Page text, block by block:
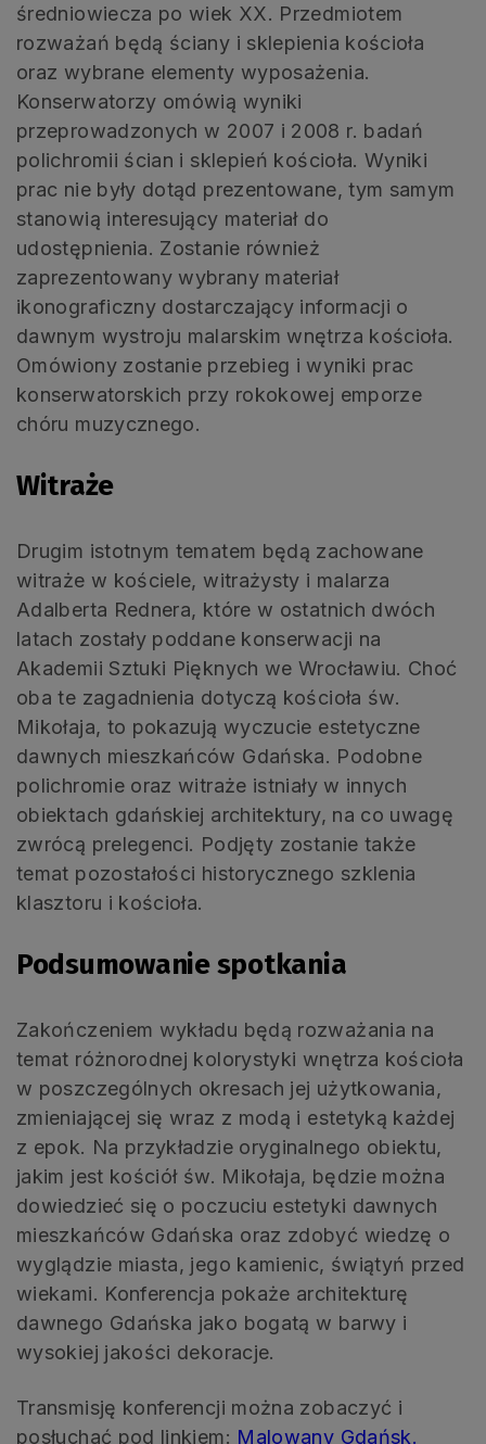
średniowiecza po wiek XX. Przedmiotem
rozważań będą ściany i sklepienia kościoła
oraz wybrane elementy wyposażenia.
Konserwatorzy omówią wyniki
przeprowadzonych w 2007 i 2008 r. badań
polichromii ścian i sklepień kościoła. Wyniki
prac nie były dotąd prezentowane, tym samym
stanowią interesujący materiał do
udostępnienia. Zostanie również
zaprezentowany wybrany materiał
ikonograficzny dostarczający informacji o
dawnym wystroju malarskim wnętrza kościoła.
Omówiony zostanie przebieg i wyniki prac
konserwatorskich przy rokokowej emporze
chóru muzycznego.
Witraże
Drugim istotnym tematem będą zachowane
witraże w kościele, witrażysty i malarza
Adalberta Rednera, które w ostatnich dwóch
latach zostały poddane konserwacji na
Akademii Sztuki Pięknych we Wrocławiu. Choć
oba te zagadnienia dotyczą kościoła św.
Mikołaja, to pokazują wyczucie estetyczne
dawnych mieszkańców Gdańska. Podobne
polichromie oraz witraże istniały w innych
obiektach gdańskiej architektury, na co uwagę
zwrócą prelegenci. Podjęty zostanie także
temat pozostałości historycznego szklenia
klasztoru i kościoła.
Podsumowanie spotkania
Zakończeniem wykładu będą rozważania na
temat różnorodnej kolorystyki wnętrza kościoła
w poszczególnych okresach jej użytkowania,
zmieniającej się wraz z modą i estetyką każdej
z epok. Na przykładzie oryginalnego obiektu,
jakim jest kościół św. Mikołaja, będzie można
dowiedzieć się o poczuciu estetyki dawnych
mieszkańców Gdańska oraz zdobyć wiedzę o
wyglądzie miasta, jego kamienic, świątyń przed
wiekami. Konferencja pokaże architekturę
dawnego Gdańska jako bogatą w barwy i
wysokiej jakości dekoracje.
Transmisję konferencji można zobaczyć i
posłuchać pod linkiem: Malowany Gdańsk.